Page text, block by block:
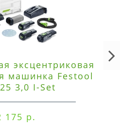
эксцентриковая
машинка Festool
3,0 I-Set
175 р.